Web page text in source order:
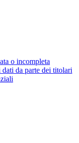
o incompleta
da parte dei titolari